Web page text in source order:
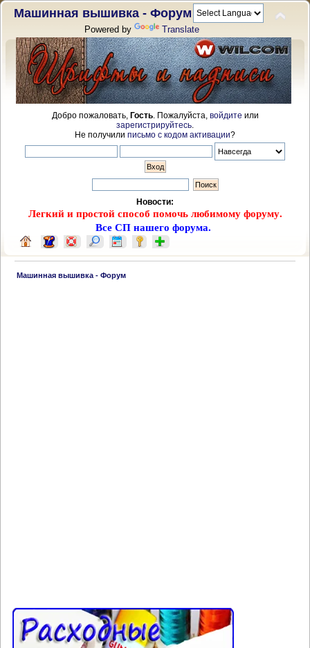
Машинная вышивка - Форум
Powered by Translate
Добро пожаловать, Гость. Пожалуйста, войдите или
зарегистрируйтесь
Не получили письмо с кодом активации?
Новости:
Легкий и простой способ помочь любимому форуму.
Все СП нашего форума.
Машинная вышивка - Форум